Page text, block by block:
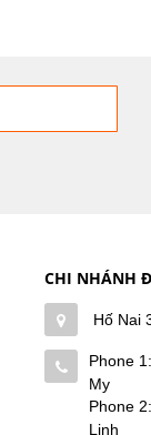
CHI NHÁNH
Hố Nai
Phone 1:
My
Phone 2:
Linh